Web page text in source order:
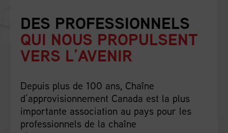
DES PROFESSIONNELS
QUI NOUS PROPULSENT
VERS L’AVENIR
Depuis plus de 100 ans, Chaîne
d’approvisionnement Canada est la plus
importante association au pays pour les
professionnels de la chaîne